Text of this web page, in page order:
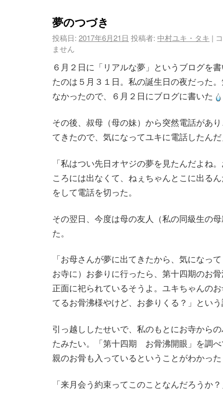
夢のつづき
投稿日: 2017年6月21日 投稿者: 中村ユキ・タキ |
ません
６月２日に「リアルな夢」というブログを
たのは５月３１日。私の誕生日の夜だった
なかったので、６月２日にブログに書いた
その後、叔母（母の妹）から突然電話があ
てきたので、気になってユキに電話したん
「私はつい先日オヤジの夢を見たんだよね
ころには出なくて、ねぇちゃんとこに出る
をして電話を切った。
その翌日、今度は母の友人（私の同級生の
た。
「お母さんが夢に出てきたから、気になっ
お寺に）お参りに行ったら、第十四期のお
正面に祀られているそうよ。ユキちゃんの
てるお骨沸様やけど、お参りくる？」とい
引っ越ししたせいで、私のもとにお寺から
たみたい。「第十四期 お骨沸開眼」を調
親のお骨も入っているということがわかった
「来月会う約束ってこのことなんだろうか